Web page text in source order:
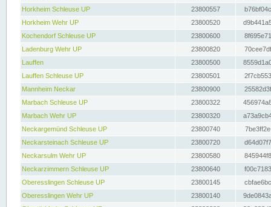
Horkheim Schleuse UP
23800557
Horkheim Wehr UP
23800520
Kochendorf Schleuse UP
23800600
Ladenburg Wehr UP
23800820
Lauffen
23800500
Lauffen Schleuse UP
23800501
Mannheim Neckar
23800900
Marbach Schleuse UP
23800322
Marbach Wehr UP
23800320
Neckargemünd Schleuse UP
23800740
Neckarsteinach Schleuse UP
23800720
Neckarsulm Wehr UP
23800580
Neckarzimmern Schleuse UP
23800640
Oberesslingen Schleuse UP
23800145
Oberesslingen Wehr UP
23800140